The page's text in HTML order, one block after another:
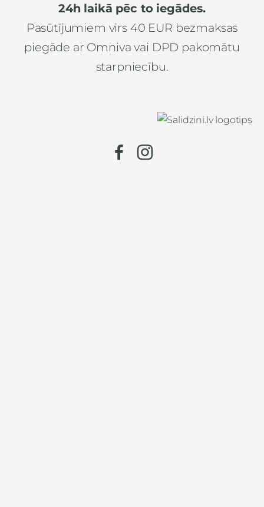
24h laikā pēc to iegādes.
Pasūtījumiem virs 40 EUR bezmaksas
piegāde ar Omniva vai DPD pakomātu
starpniecību.